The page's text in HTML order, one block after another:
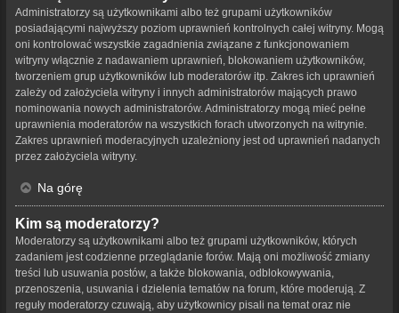
Administratorzy są użytkownikami albo też grupami użytkowników
posiadającymi najwyższy poziom uprawnień kontrolnych całej witryny. Mogą
oni kontrolować wszystkie zagadnienia związane z funkcjonowaniem
witryny włącznie z nadawaniem uprawnień, blokowaniem użytkowników,
tworzeniem grup użytkowników lub moderatorów itp. Zakres ich uprawnień
zależy od założyciela witryny i innych administratorów mających prawo
nominowania nowych administratorów. Administratorzy mogą mieć pełne
uprawnienia moderatorów na wszystkich forach utworzonych na witrynie.
Zakres uprawnień moderacyjnych uzależniony jest od uprawnień nadanych
przez założyciela witryny.
Na górę
Kim są moderatorzy?
Moderatorzy są użytkownikami albo też grupami użytkowników, których
zadaniem jest codzienne przeglądanie forów. Mają oni możliwość zmiany
treści lub usuwania postów, a także blokowania, odblokowywania,
przenoszenia, usuwania i dzielenia tematów na forum, które moderują. Z
reguły moderatorzy czuwają, aby użytkownicy pisali na temat oraz nie